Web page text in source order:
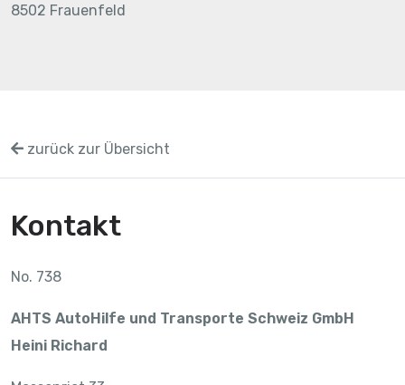
8502 Frauenfeld
zurück zur Übersicht
Kontakt
No. 738
AHTS AutoHilfe und Transporte Schweiz GmbH
Heini Richard